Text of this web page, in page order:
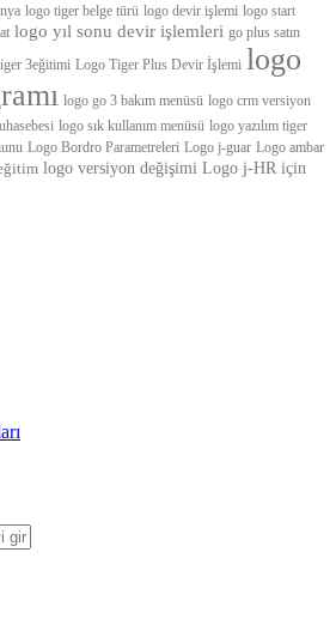
logo tiger belge türü logo devir işlemi logo start
logo yıl sonu devir işlemleri go plus satın
3eğitimi Logo Tiger Plus Devir İşlemi logo
logo go 3 bakım menüsü logo crm versiyon
logo sık kullanım menüsü logo yazılım tiger
Logo Bordro Parametreleri Logo j-guar Logo ambar
logo versiyon değişimi Logo j-HR için